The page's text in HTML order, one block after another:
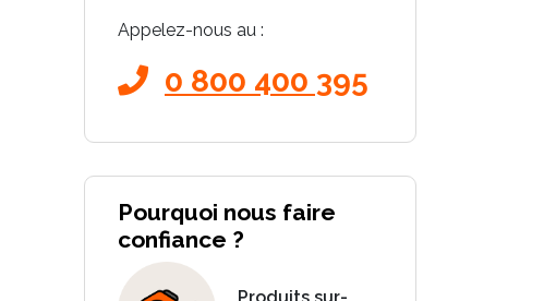
Appelez-nous au :
0 800 400 395
Pourquoi nous faire
confiance ?